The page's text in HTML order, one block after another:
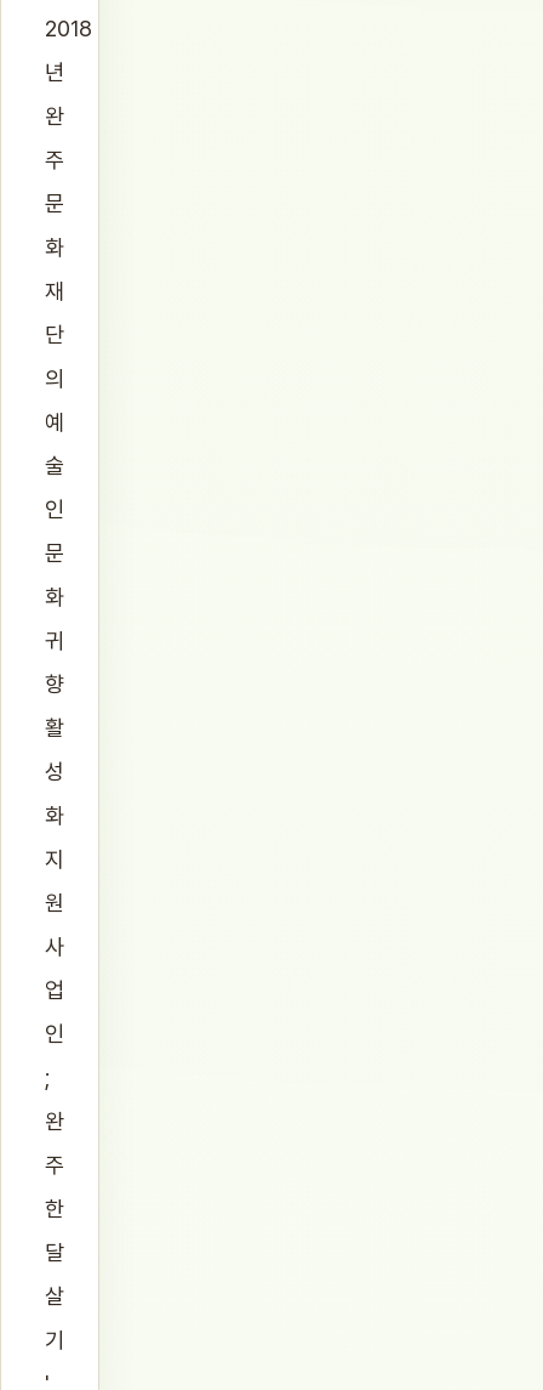
2018
년
완
주
문
화
재
단
의
예
술
인
문
화
귀
향
활
성
화
지
원
사
업
인
;
완
주
한
달
살
기
'